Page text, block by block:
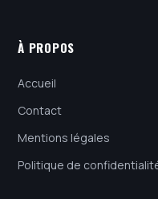
À PROPOS
Accueil
Contact
Mentions légales
Politique de